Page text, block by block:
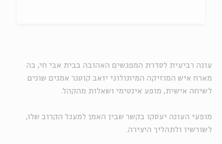
עונה רביעית לסדרת המפגשים האהובה בבית אבי חי, בה
מארח איש המוזיקה המיתולוגי יואב קוטנר אמנים שונים
לשיחה אישית, מופע אינטימי ושאלות מהקהל.
מופעי העונה יעסקו בקשר שבין האמן למעגל הקרוב שלו,
לשורשיו ולתהליך היצירה.